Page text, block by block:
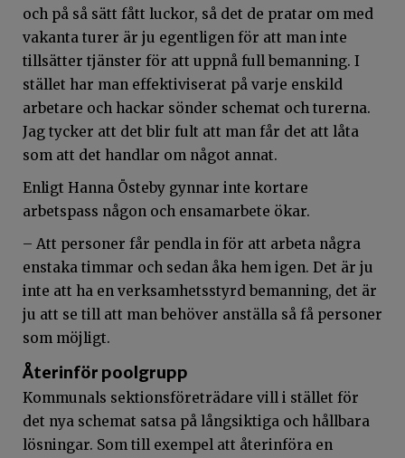
och på så sätt fått luckor, så det de pratar om med
vakanta turer är ju egentligen för att man inte
tillsätter tjänster för att uppnå full bemanning. I
stället har man effektiviserat på varje enskild
arbetare och hackar sönder schemat och turerna.
Jag tycker att det blir fult att man får det att låta
som att det handlar om något annat.
Enligt Hanna Östeby gynnar inte kortare
arbetspass någon och ensamarbete ökar.
– Att personer får pendla in för att arbeta några
enstaka timmar och sedan åka hem igen. Det är ju
inte att ha en verksamhetsstyrd bemanning, det är
ju att se till att man behöver anställa så få personer
som möjligt.
Återinför poolgrupp
Kommunals sektionsföreträdare vill i stället för
det nya schemat satsa på långsiktiga och hållbara
lösningar. Som till exempel att återinföra en